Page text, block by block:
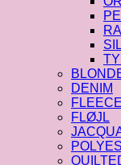
DENIM
FLEECE
FLØJL